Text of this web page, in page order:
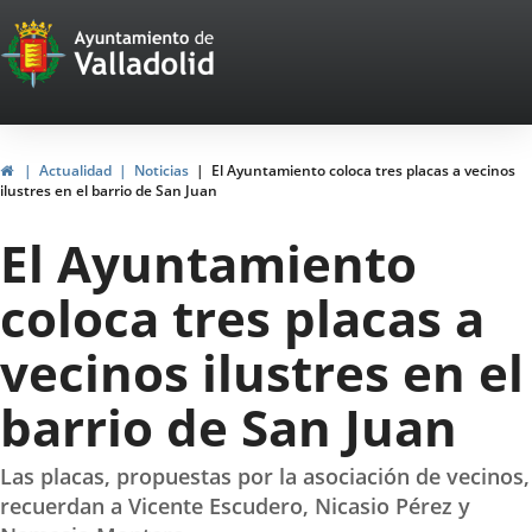
Portal
Web
del
Ayuntamiento
de
Valladolid
HomeActualidad Noticias
El Ayuntamiento coloca tres placas a vecinos
ilustres en el barrio de San Juan
El Ayuntamiento
coloca tres placas a
vecinos ilustres en el
barrio de San Juan
Las placas, propuestas por la asociación de vecinos,
recuerdan a Vicente Escudero, Nicasio Pérez y